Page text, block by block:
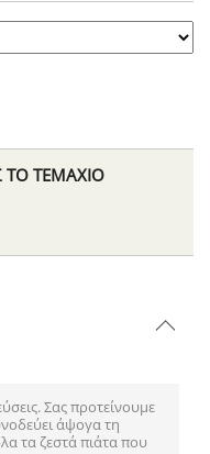
ΤΕΜΑΧΙΟ
Σας προτείνουμε
άψογα τη
τα ζεστά πιάτα που